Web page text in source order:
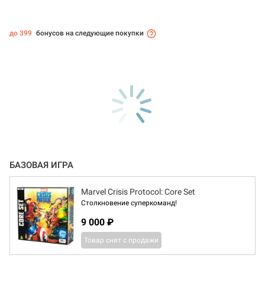
до 399 бонусов на следующие покупки
БАЗОВАЯ ИГРА
Marvel Crisis Protocol: Core Set
Столкновение суперкоманд!
9 000 ₽
Товар снят с продажи